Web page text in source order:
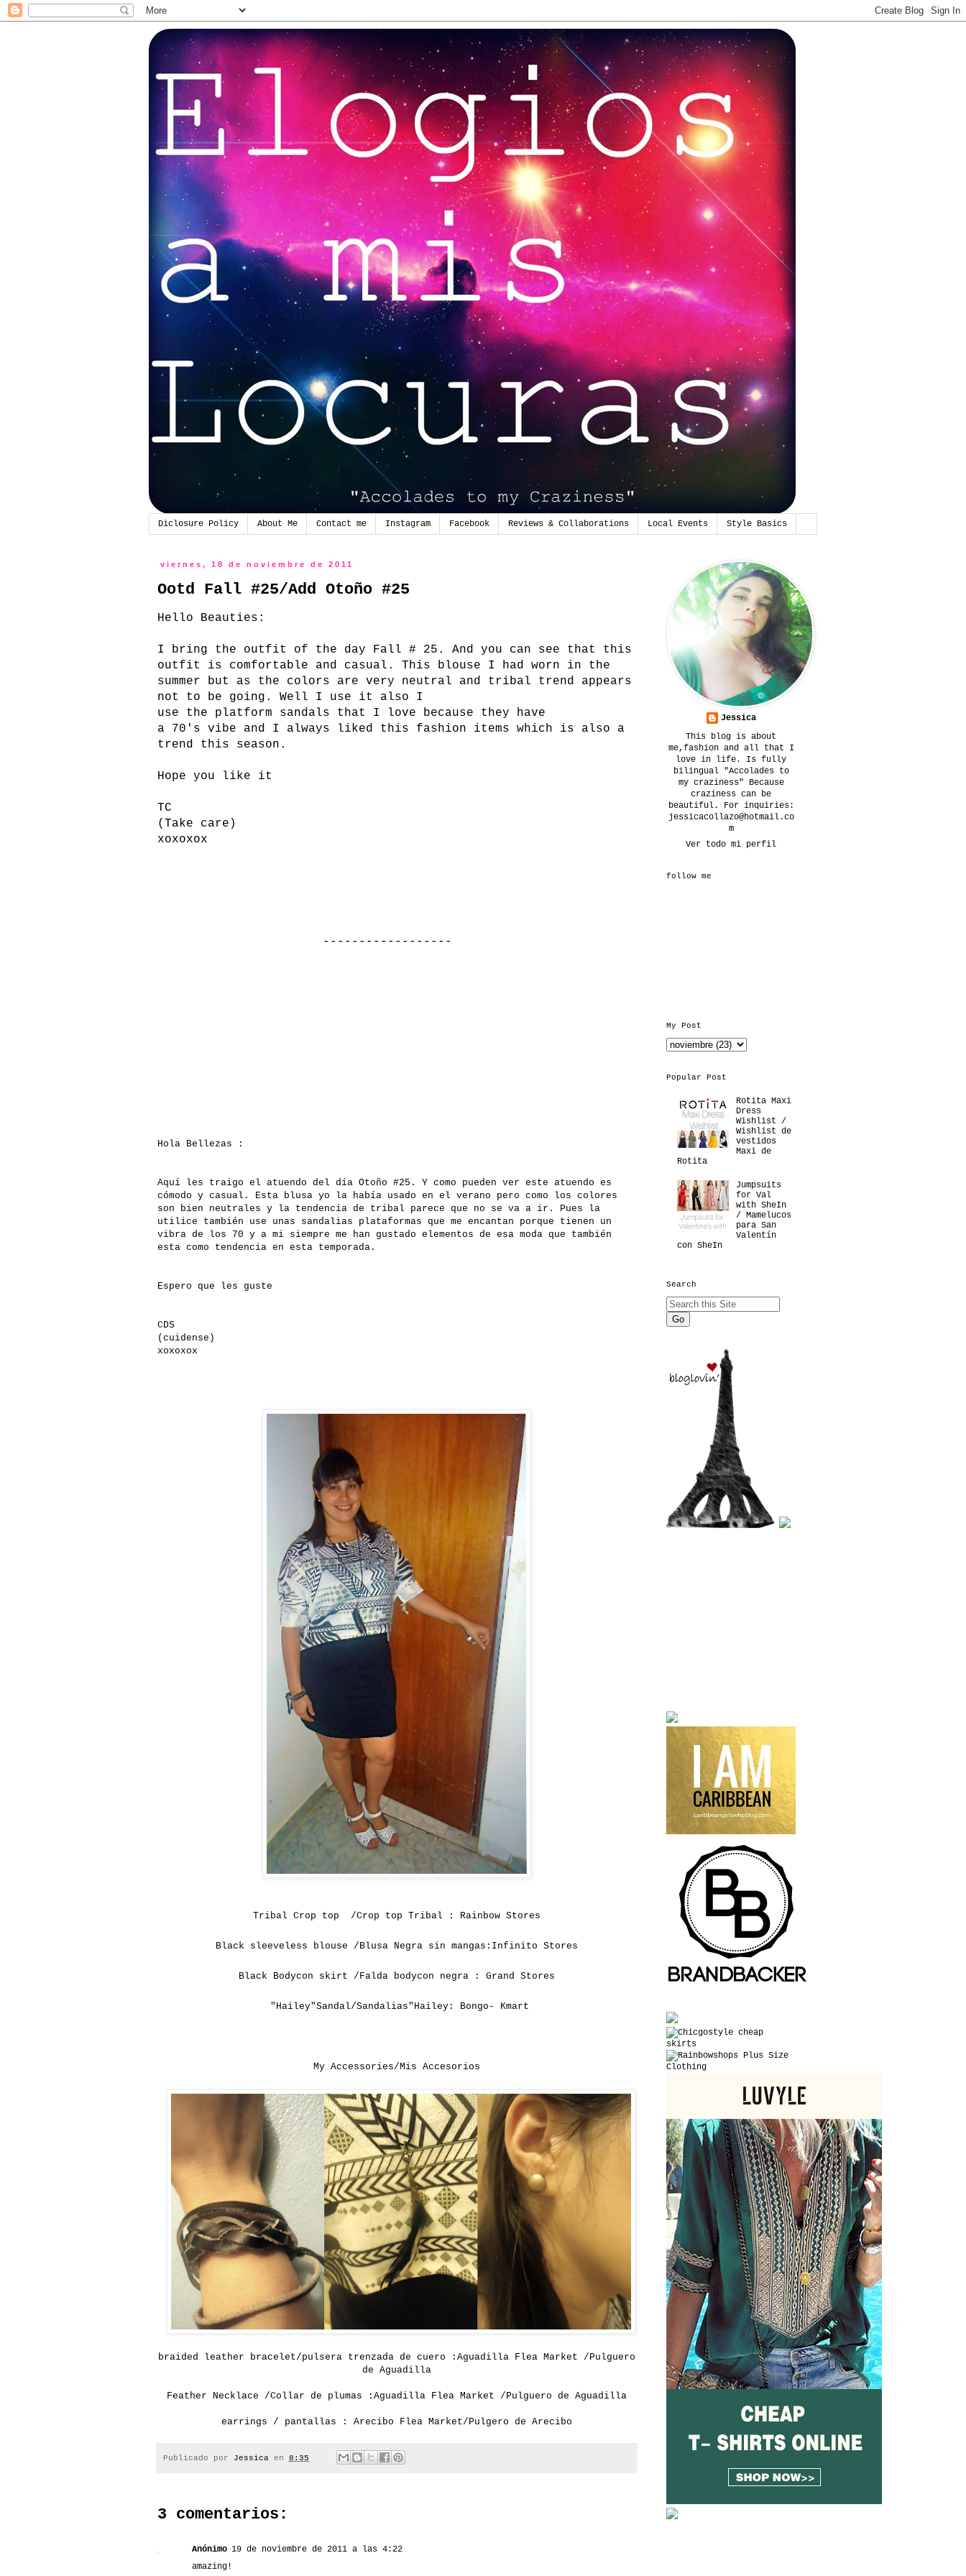
Diclosure Policy About Me Contact me Instagram Facebook Reviews & Collaborations Local Events Style Basics
viernes, 18 de noviembre de 2011
Ootd Fall #25/Add Otoño #25
Hello Beauties :
I bring the outfit of the day Fall # 25. And you can see
that this
outfit
is comfortable and casual. This blouse I had worn
in the
summer but
as the colors are very neutral and tribal trend appears
not to be
going. Well I use it
also I
use
the platform sandals that I love
because they have
a
70's vibe and I always liked this fashion items which is also
a
trend
this season.
Hope you like it
TC
( Take care )
xoxoxox
------------------
Hola Bellezas :
Aquí les traigo el atuendo del día Otoño #25. Y como pueden ver este atuendo es
cómodo y casual. Esta blusa yo la había usado en el verano pero como los colores
son bien neutrales y la tendencia de tribal parece que no se va a ir. Pues la
utilice también use unas sandalias plataformas que me encantan porque tienen un
vibra de los 70 y a mi siempre me han gustado elementos de esa moda que también
esta como tendencia en esta temporada.
Espero que les guste
CDS
(cuidense)
xoxoxox
Tribal Crop top /Crop top Tribal : Rainbow Stores
Black sleeveless blouse /Blusa Negra sin mangas:Infinito Stores
Black Bodycon skirt /Falda bodycon negra : Grand Stores
"Hailey"Sandal/Sandalias"Hailey: Bongo- Kmart
My Accessories/Mis Accesorios
braided leather bracelet/pulsera trenzada de cuero : Aguadilla Flea Market /Pulguero
de Aguadilla
Feather Necklace /Collar de plumas : Aguadilla Flea Market /Pulguero de Aguadilla
earrings / pantallas : Arecibo Flea Market/Pulgero de Arecibo
Publicado por Jessica en 8:35
3 comentarios:
Anónimo 19 de noviembre de 2011 a las 4:22
amazing!
Jessica
This blog is about
me,fashion and all that I
love in life. Is fully
bilingual "Accolades to
my craziness" Because
craziness can be
beautiful. For inquiries:
jessicacollazo@hotmail.co
m
Ver todo mi perfil
follow me
My Post
Popular Post
Rotita Maxi
Dress
Wishlist /
Wishlist de
vestidos
Maxi de
Rotita
Jumpsuits
for Val
with SheIn
/ Mamelucos
para San
Valentín
con SheIn
Search